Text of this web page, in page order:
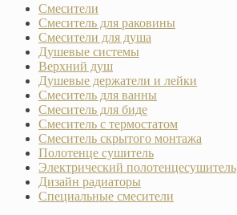
Смесители
Смеситель для раковины
Смесители для душа
Душевые системы
Верхний душ
Душевые держатели и лейки
Смеситель для ванны
Смеситель для биде
Смеситель с термостатом
Смеситель скрытого монтажа
Полотенце сушитель
Электрический полотенцесушитель
Дизайн радиаторы
Специальные смесители